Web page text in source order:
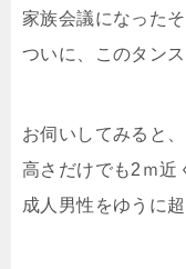
家族会議になったそ
ついに、このタン
お伺いしてみると、
高さだけでも2ｍ近
成人男性をゆうに